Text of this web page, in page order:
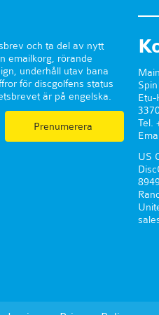
och ta del av nytt
emailkorg, rörande
underhåll utav bana
för discgolfens status
är på engelska.
Prenumerera
Tel.
US